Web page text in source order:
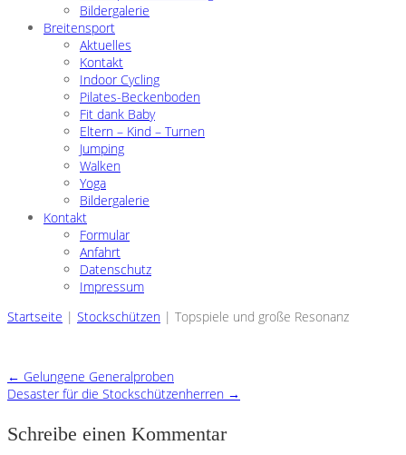
Bildergalerie
Breitensport
Aktuelles
Kontakt
Indoor Cycling
Pilates-Beckenboden
Fit dank Baby
Eltern – Kind – Turnen
Jumping
Walken
Yoga
Bildergalerie
Kontakt
Formular
Anfahrt
Datenschutz
Impressum
Startseite | Stockschützen | Topspiele und große Resonanz
← Gelungene Generalproben
Desaster für die Stockschützenherren →
Schreibe einen Kommentar